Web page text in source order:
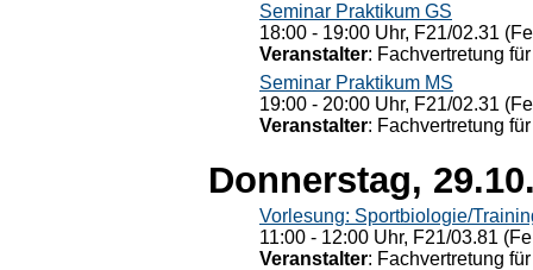
Seminar Praktikum GS
18:00 - 19:00 Uhr, F21/02.31
Veranstalter: Fachvertretung
Seminar Praktikum MS
19:00 - 20:00 Uhr, F21/02.31
Veranstalter: Fachvertretung
Donnerstag,
Vorlesung: Sportbiologie/
11:00 - 12:00 Uhr, F21/03.81
Veranstalter: Fachvertretung